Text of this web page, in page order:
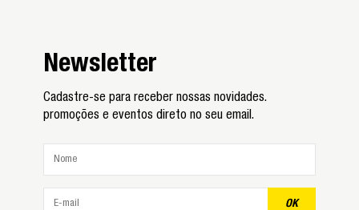
Newsletter
Cadastre-se para receber nossas novidades.
promoções e eventos direto no seu email.
OK